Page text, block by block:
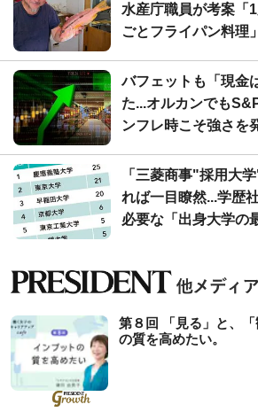
水産庁職員が考案「
ごとフライパン料理
バフェットも「現金
た...オルカンでも
ンフレ時こそ強さを
「三菱商事"採用大
れば一目瞭然...学歴
必要な「出身大学の
第８回 「見る」と、
の質を高めたい。